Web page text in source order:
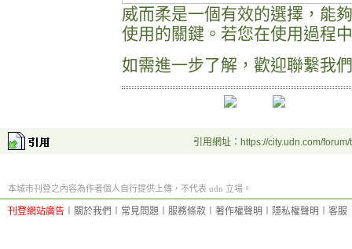
威而柔是一個有效的選擇，能
使用的關鍵。若您在使用過程
如需進一步了解，歡迎聯繫我
引用網址：https://city.udn.com/
本城市刊登之內容為作者個人自行提供上傳，不代表 udn 立場。
刊登網站廣告 關於我們 常見問題 服務條款 著作權聲明 隱私權聲明 客服